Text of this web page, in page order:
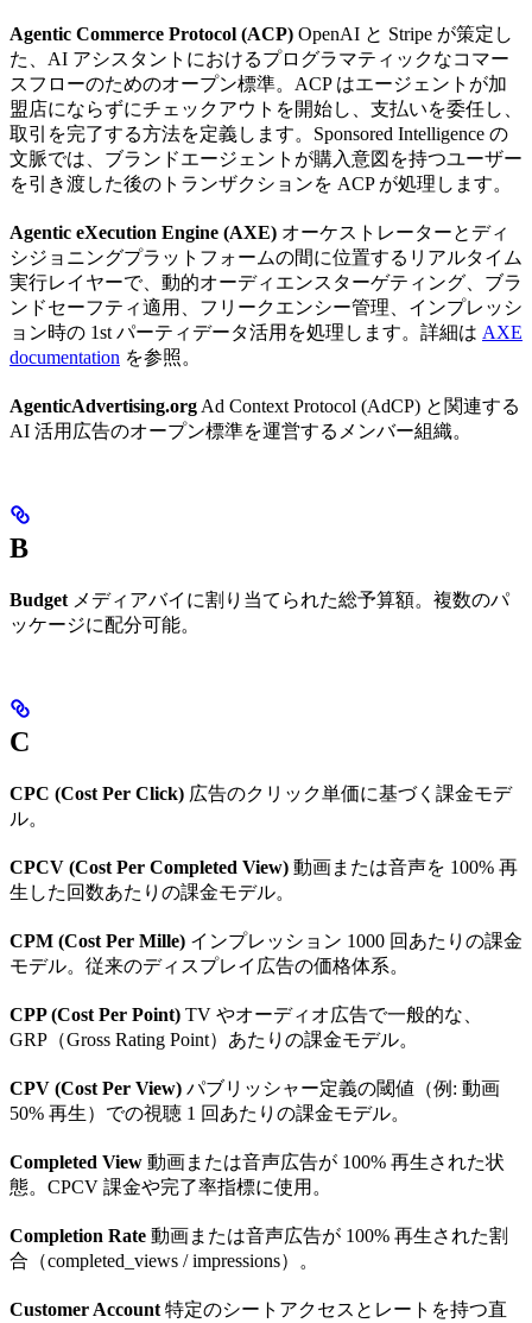
Agentic Commerce Protocol (ACP) OpenAI と Stripe が策定し
た、AI アシスタントにおけるプログラマティックなコマー
スフローのためのオープン標準。ACP はエージェントが加
盟店にならずにチェックアウトを開始し、支払いを委任し、
取引を完了する方法を定義します。Sponsored Intelligence の
文脈では、ブランドエージェントが購入意図を持つユーザー
を引き渡した後のトランザクションを ACP が処理します。
Agentic eXecution Engine (AXE) オーケストレーターとディ
シジョニングプラットフォームの間に位置するリアルタイム
実行レイヤーで、動的オーディエンスターゲティング、ブラ
ンドセーフティ適用、フリークエンシー管理、インプレッシ
ョン時の 1st パーティデータ活用を処理します。詳細は AXE
documentation を参照。
AgenticAdvertising.org Ad Context Protocol (AdCP) と関連する
AI 活用広告のオープン標準を運営するメンバー組織。
B
Budget メディアバイに割り当てられた総予算額。複数のパ
ッケージに配分可能。
C
CPC (Cost Per Click) 広告のクリック単価に基づく課金モデ
ル。
CPCV (Cost Per Completed View) 動画または音声を 100% 再
生した回数あたりの課金モデル。
CPM (Cost Per Mille) インプレッション 1000 回あたりの課金
モデル。従来のディスプレイ広告の価格体系。
CPP (Cost Per Point) TV やオーディオ広告で一般的な、
GRP（Gross Rating Point）あたりの課金モデル。
CPV (Cost Per View) パブリッシャー定義の閾値（例: 動画
50% 再生）での視聴 1 回あたりの課金モデル。
Completed View 動画または音声広告が 100% 再生された状
態。CPCV 課金や完了率指標に使用。
Completion Rate 動画または音声広告が 100% 再生された割
合（completed_views / impressions）。
Customer Account 特定のシートアクセスとレートを持つ直